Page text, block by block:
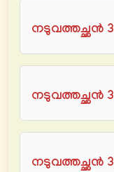
നടുവത്തച്ഛൻ
നടുവത്തച്ഛൻ
നടുവത്തച്ഛൻ